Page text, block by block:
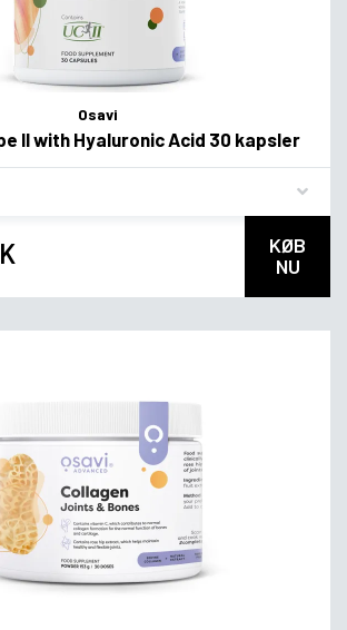
Osavi
II with Hyaluronic Acid 30 kapsler
KØB
NU